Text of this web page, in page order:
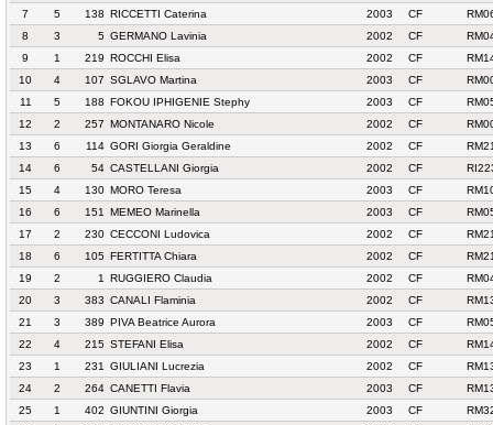
7
5 138 RICCETTI Caterina 2003 CF
8
3 5 GERMANO Lavinia 2002 CF
9
1 219 ROCCHI Elisa 2002 CF
10
4 107 SGLAVO Martina 2003 CF
11
5 188 FOKOU IPHIGENIE Stephy 2003 CF
12
2 257 MONTANARO Nicole 2002 CF
13
6 114 GORI Giorgia Geraldine 2002 CF
14
6 54 CASTELLANI Giorgia 2002 CF
15
4 130 MORO Teresa 2003 CF
16
6 151 MEMEO Marinella 2003 CF
17
2 230 CECCONI Ludovica 2002 CF
18
6 105 FERTITTA Chiara 2002 CF
19
2 1 RUGGIERO Claudia 2002 CF
20
3 383 CANALI Flaminia 2002 CF
21
3 389 PIVA Beatrice Aurora 2003 CF
22
4 215 STEFANI Elisa 2002 CF
23
1 231 GIULIANI Lucrezia 2002 CF
24
2 264 CANETTI Flavia 2003 CF
25
1 402 GIUNTINI Giorgia 2003 CF